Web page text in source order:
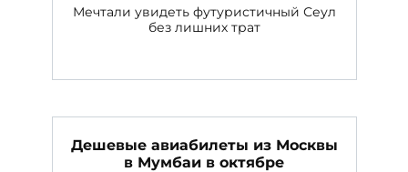
Мечтали увидеть футуристичный Сеул
без лишних трат
Дешевые авиабилеты из Москвы
в Мумбаи в октябре